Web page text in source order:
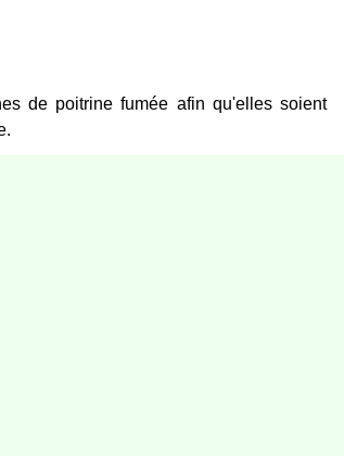
de poitrine fumée afin qu'elles soient